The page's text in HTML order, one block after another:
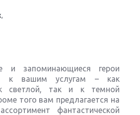
,
и запоминающиеся герои
к вашим услугам – как
светлой, так и к темной
того вам предлагается на
фантастической